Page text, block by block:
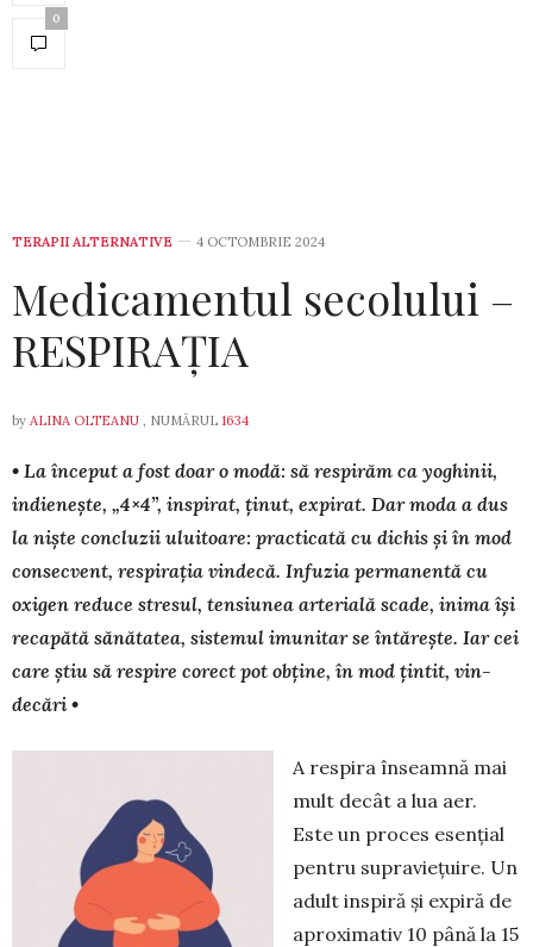
0
TERAPII ALTERNATIVE 4 OCTOMBRIE 2024
Medicamentul secolului –
RESPIRAȚIA
by ALINA OLTEANU , NUMĂRUL 1634
• La început a fost doar o modă: să respirăm ca yo­ghinii,
in­dienește, „4×4”, inspirat, ținut, expirat. Dar mo­da a dus
la niș­te con­cluzii uluitoare: practicată cu di­chis și în mod
con­sec­vent, respirația vindecă. Infuzia per­manentă cu
oxigen re­duce stresul, tensiunea arte­rială scade, inima își
recapătă să­nătatea, sistemul imu­nitar se întărește. Iar cei
care știu să res­pire corect pot obține, în mod țintit, vin­
decări •
A respira înseamnă mai
mult decât a lua aer.
Este un proces esențial
pentru su­praviețuire. Un
adult inspiră și expiră de
aproximativ 10 până la 15